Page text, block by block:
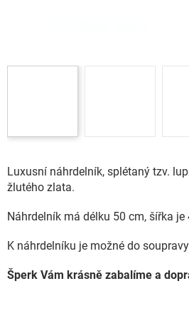
Luxusní náhrdelník, splétaný tzv.
žlutého zlata.
Náhrdelník má délku 50 cm, šířka je
K náhrdelníku je možné do
Šperk Vám krásně zabalíme a